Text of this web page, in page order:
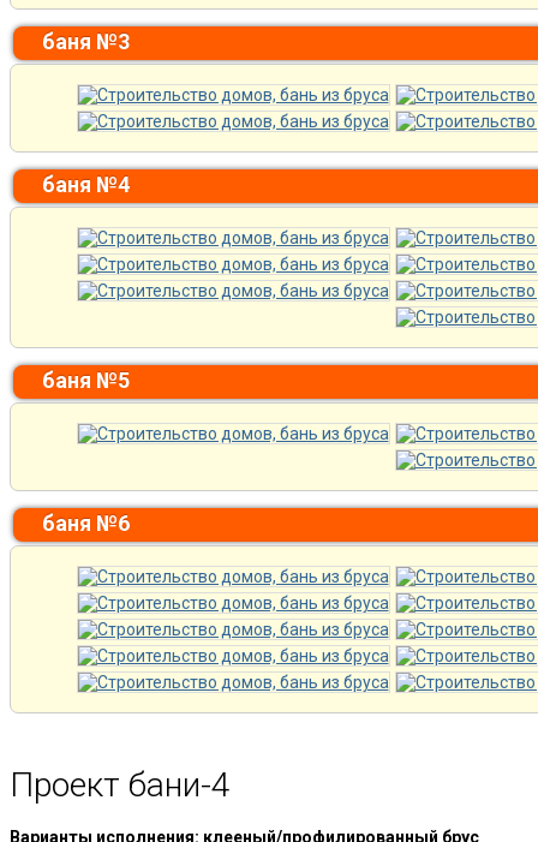
баня №3
баня №4
баня №5
баня №6
Проект бани-4
Варианты исполнения: клееный/профилированный брус